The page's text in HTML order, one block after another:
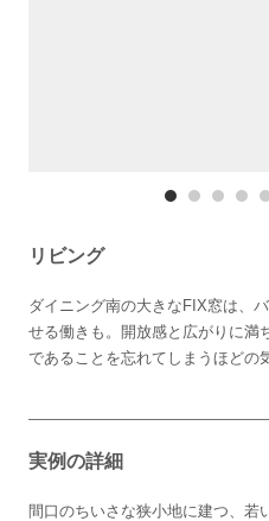
リビング
ダイニング南の大きなFIX窓は、
せる働きも。開放感と広がりに満
であることを忘れてしまうほどの
実例の詳細
間口のちいさな狭小地に建つ、若